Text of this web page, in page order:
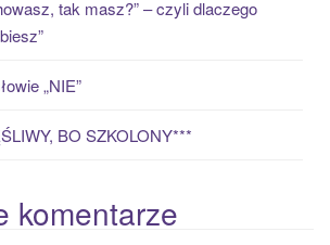
tak masz?” – czyli dlaczego
„NIE”
BO SZKOLONY***
komentarze